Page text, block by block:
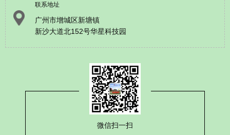
联系地址
广州市增城区新塘镇
新沙大道北152号华星科技园
微信扫一扫